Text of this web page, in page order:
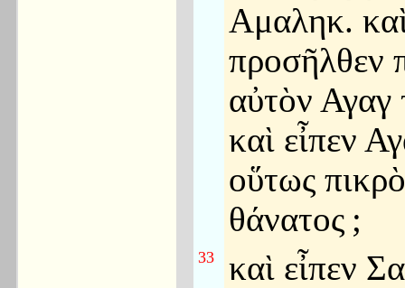
Αμαληκ.
προσῆλθεν
αὐτὸν Αγαγ
καὶ εἶπεν
οὕτως
θάνατος ;
33
καὶ εἶπεν